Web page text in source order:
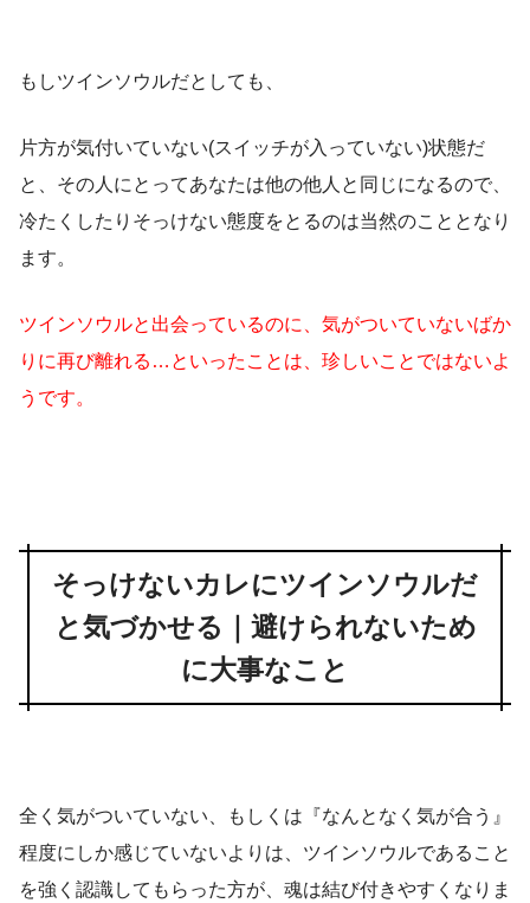
もしツインソウルだとしても、
片方が気付いていない(スイッチが入っていない)状態だ
と、その人にとってあなたは他の他人と同じになるので、
冷たくしたりそっけない態度をとるのは当然のこととなり
ます。
ツインソウルと出会っているのに、気がついていないばか
りに再び離れる…といったことは、珍しいことではないよ
うです。
そっけないカレにツインソウルだ
と気づかせる｜避けられないため
に大事なこと
全く気がついていない、もしくは『なんとなく気が合う』
程度にしか感じていないよりは、ツインソウルであること
を強く認識してもらった方が、魂は結び付きやすくなりま